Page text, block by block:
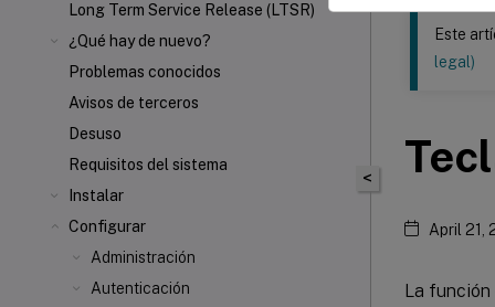
Long Term Service Release (LTSR)
¿Qué hay de nuevo?
Problemas conocidos
Avisos de terceros
Desuso
Requisitos del sistema
Instalar
Configurar
Administración
Autenticación
<
Este
legal)
April 21,
La función